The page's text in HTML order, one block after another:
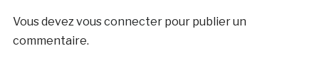
Vous devezvous connecterpour publier un
commentaire.